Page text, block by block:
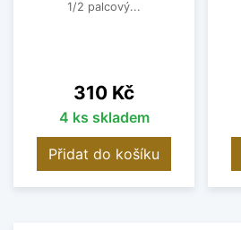
1/2 palcový...
Cena
310 Kč
4 ks skladem
Přidat do košíku